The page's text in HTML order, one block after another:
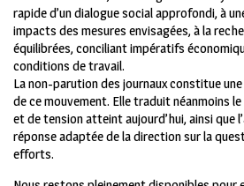
rapide d’un dialogue social approfondi, à
impacts des mesures envisagées, à la
équilibrées, conciliant impératifs
conditions de travail.
La non-parution des journaux constitue
de ce mouvement. Elle traduit néanmoins
et de tension atteint aujourd’hui, ainsi que
réponse adaptée de la direction sur la
efforts.